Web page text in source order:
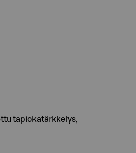
tapiokatärkkelys,